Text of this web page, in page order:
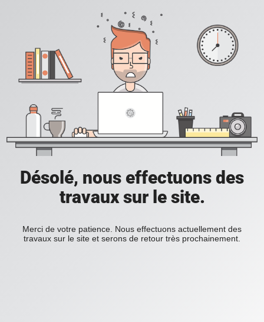
Désolé, nous effectuons des
travaux sur le site.
Merci de votre patience. Nous effectuons actuellement des
travaux sur le site et serons de retour très prochainement.